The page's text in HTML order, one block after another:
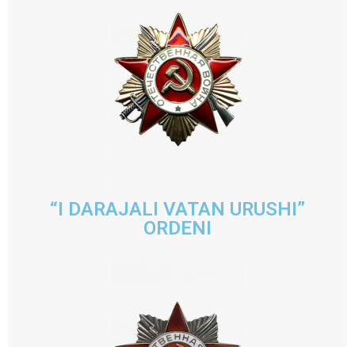
“I DARAJALI VATAN URUSHI”
ORDENI